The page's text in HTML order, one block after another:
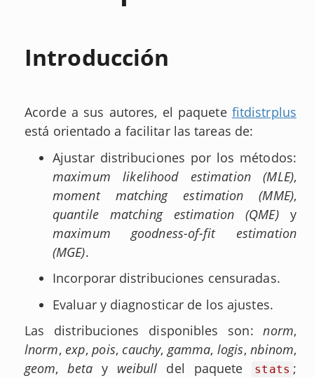
Introducción
Acorde a sus autores, el paquete fitdistrplus
está orientado a facilitar las tareas de:
Ajustar distribuciones por los métodos:
maximum likelihood estimation (MLE),
moment matching estimation (MME),
quantile matching estimation (QME)y
maximum goodness-of-fit estimation
(MGE).
Incorporar distribuciones censuradas.
Evaluar y diagnosticar de los ajustes.
Las distribuciones disponibles son:norm,
lnorm, exp,pois, cauchy,gamma,logis,nbinom,
geom,betay weibull del paquete stats ;